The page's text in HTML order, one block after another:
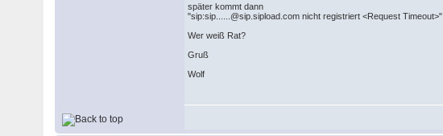
später kommt dann
"sip:sip......@sip.sipload.com nicht registriert <Request Timeout>"
Wer weiß Rat?
Gruß
Wolf